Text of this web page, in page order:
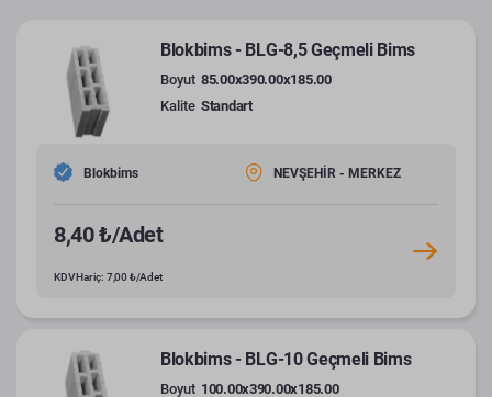
Blokbims - BLG-8,5 Geçmeli Bims
Boyut 85.00x390.00x185.00
Kalite Standart
Blokbims NEVŞEHİR - MERKEZ
8,40 ₺/Adet
KDV Hariç: 7,00 ₺/Adet
Blokbims - BLG-10 Geçmeli Bims
Boyut 100.00x390.00x185.00